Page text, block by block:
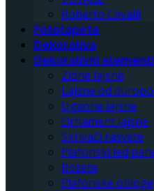
Roberto Cavalli
Fototapete
Dekorativa
Dekorativni elementi
Zidne lajsne
Lajsne od
Ugaone lajsne
Ornament lajsne
Skrivači rasvete
Plafonski led
Rozete
Plafonske obloge